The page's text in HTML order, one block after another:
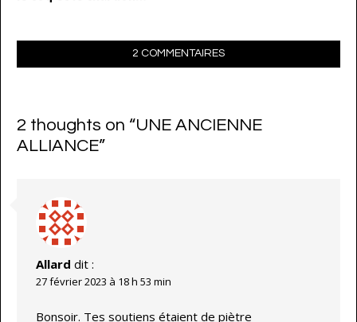
2 COMMENTAIRES
2 thoughts on “UNE ANCIENNE
ALLIANCE”
Allard dit :
27 février 2023 à 18 h 53 min
Bonsoir. Tes soutiens étaient de piètre